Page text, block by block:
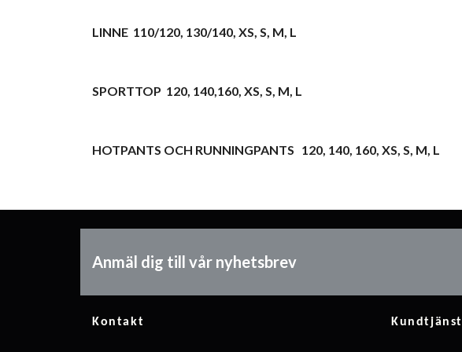
LINNE 110/120, 130/140, XS, S, M, L
SPORTTOP 120, 140,160, XS, S, M, L
HOTPANTS OCH RUNNINGPANTS 120, 140, 160, XS, S, M, L
Anmäl dig till vår nyhetsbrev
Kontakt Kundtjänst